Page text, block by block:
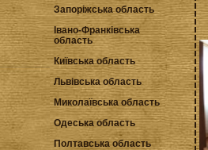
Запоріжська область
Івано-Франківська
область
Київська область
Львівська область
Миколаївська область
Одеська область
Полтавська область